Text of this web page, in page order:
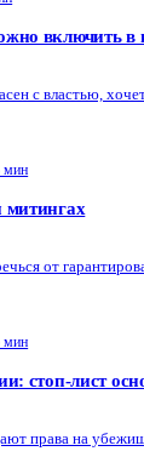
включить
с властью,
мин
митингах
от
мин
стоп-лист
права на